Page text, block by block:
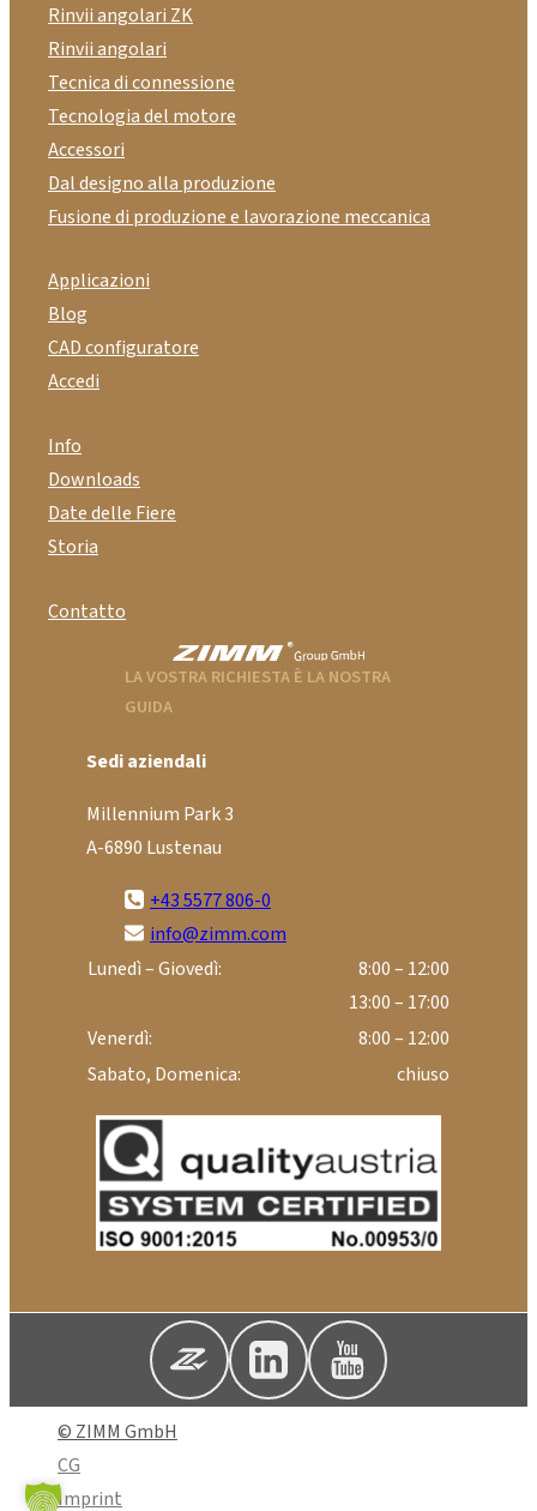
Rinvii angolari ZK
Rinvii angolari
Tecnica di connessione
Tecnologia del motore
Accessori
Dal designo alla produzione
Fusione di produzione e lavorazione meccanica
Applicazioni
Blog
CAD configuratore
Accedi
Info
Downloads
Date delle Fiere
Storia
Contatto
LA VOSTRA RICHIESTA È LA NOSTRA
GUIDA
Sedi aziendali
Millennium Park 3
A-6890 Lustenau
+43 5577 806-0
info@zimm.com
Lunedì – Giovedì:
8:00 – 12:00
13:00 – 17:00
Venerdì:
8:00 – 12:00
Sabato, Domenica:
chiuso
© ZIMM GmbH
CG
Imprint